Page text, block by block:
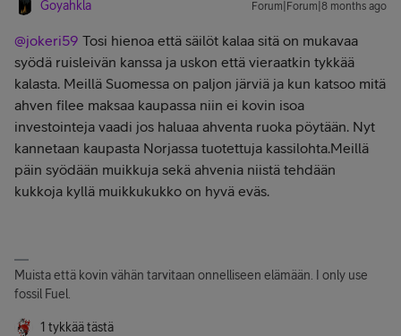
Goyahkla Forum|Forum|8 months ago
@jokeri59 Tosi hienoa että säilöt kalaa sitä on mukavaa
syödä ruisleivän kanssa ja uskon että vieraatkin tykkää
kalasta. Meillä Suomessa on paljon järviä ja kun katsoo mitä
ahven filee maksaa kaupassa niin ei kovin isoa
investointeja vaadi jos haluaa ahventa ruoka pöytään. Nyt
kannetaan kaupasta Norjassa tuotettuja kassilohta.Meillä
päin syödään muikkuja sekä ahvenia niistä tehdään
kukkoja kyllä muikkukukko on hyvä eväs.
Muista että kovin vähän tarvitaan onnelliseen elämään. I only use
fossil Fuel.
1 tykkää tästä